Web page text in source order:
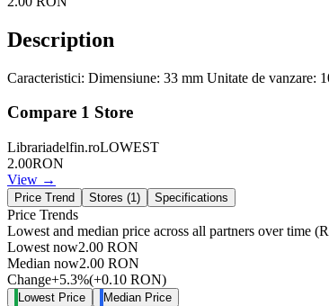
Description
Caracteristici: Dimensiune: 33 mm Unitate de vanzare:
Compare 1 Store
Librariadelfin.roLOWEST
2.00RON
View →
Price Trend Stores (1) Specifications
Price Trends
Lowest and median price across all partners over time
Lowest now2.00 RON
Median now2.00 RON
Change+5.3%(+0.10 RON)
Lowest Price Median Price